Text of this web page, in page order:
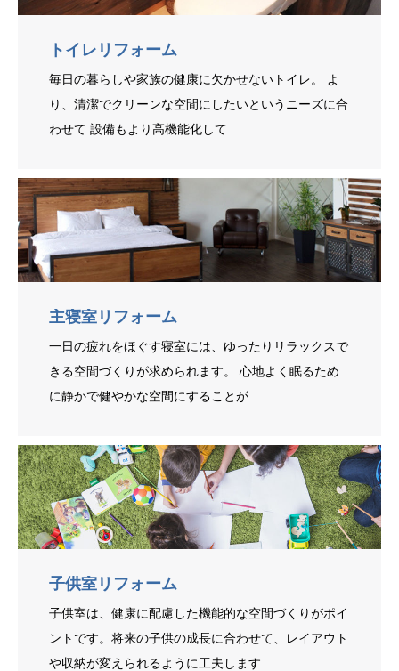
トイレリフォーム
毎日の暮らしや家族の健康に欠かせないトイレ。 よ
り、清潔でクリーンな空間にしたいというニーズに合
わせて 設備もより高機能化して…
主寝室リフォーム
一日の疲れをほぐす寝室には、ゆったりリラックスで
きる空間づくりが求められます。 心地よく眠るため
に静かで健やかな空間にすることが…
子供室リフォーム
子供室は、健康に配慮した機能的な空間づくりがポイ
ントです。将来の子供の成長に合わせて、レイアウト
や収納が変えられるように工夫します…